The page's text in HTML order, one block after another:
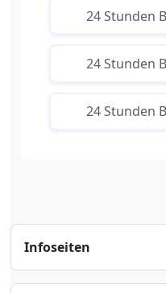
24 Stunden
24 Stunden
24 Stunden
Infoseiten